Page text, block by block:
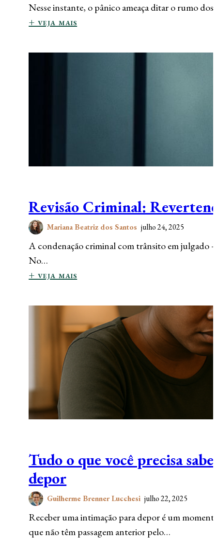
Nesse instante, o pânico ameaça ditar o rumo
+ veja mais
Revisão Criminal:
Mariana Beatriz dos Santos julho 24, 2025
A condenação criminal com trânsito em julgado
No…
+ veja mais
Tudo o que você precisa
depor
Guilherme Brenner Lucchesi julho 22, 2025
Receber uma intimação para depor é um
que não têm passagem anterior pelo…